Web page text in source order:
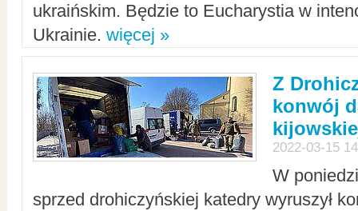
ukraińskim. Będzie to Eucharystia w
Ukrainie. więcej »
Z
konwój
2022-03-15
W
sprzed drohiczyńskiej katedry wyruszył